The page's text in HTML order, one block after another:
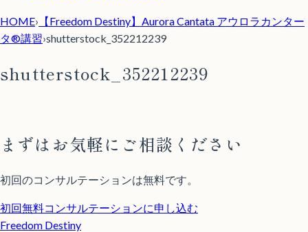
HOME› 【Freedom Destiny】Aurora Cantata アウロラカンター
タ®講習›shutterstock_352212239
shutterstock_352212239
まずはお気軽にご相談ください
初回のコンサルテーションは無料です。
初回無料コンサルテーションに申し込む
Freedom Destiny